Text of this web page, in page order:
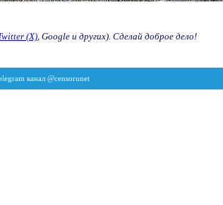
(X) , Google и других). Сделай доброе дело!